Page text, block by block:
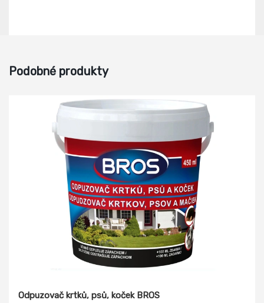
Podobné produkty
Odpuzovač krtků, psů, koček BROS